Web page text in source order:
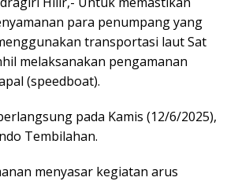
para penumpang yang
transportasi laut Sat
melaksanakan pengamanan
(speedboat).
pada Kamis (12/6/2025),
Tembilahan.
menyasar kegiatan arus